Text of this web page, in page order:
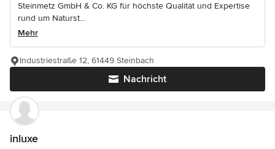
Steinmetz GmbH & Co. KG für höchste Qualität und Expertise
rund um Naturst...
Mehr
Nachricht
Industriestraße 12, 61449 Steinbach
inluxe